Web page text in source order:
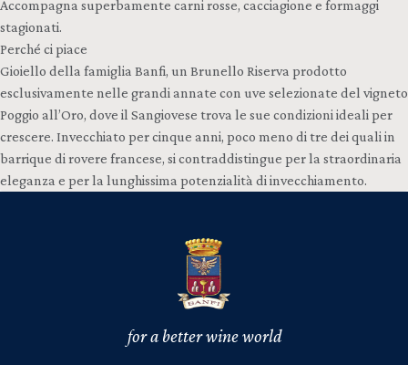
Accompagna superbamente carni rosse, cacciagione e formaggi
stagionati.
Perché ci piace
Gioiello della famiglia Banfi, un Brunello Riserva prodotto
esclusivamente nelle grandi annate con uve selezionate del vigneto
Poggio all’Oro, dove il Sangiovese trova le sue condizioni ideali per
crescere. Invecchiato per cinque anni, poco meno di tre dei quali in
barrique di rovere francese, si contraddistingue per la straordinaria
eleganza e per la lunghissima potenzialità di invecchiamento.
for a better wine world